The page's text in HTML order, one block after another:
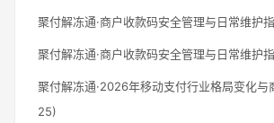
聚付解冻通·商户收款码安全管理与日常维护
聚付解冻通·商户收款码安全管理与日常维护
聚付解冻通·2026年移动支付行业格局变化
25)